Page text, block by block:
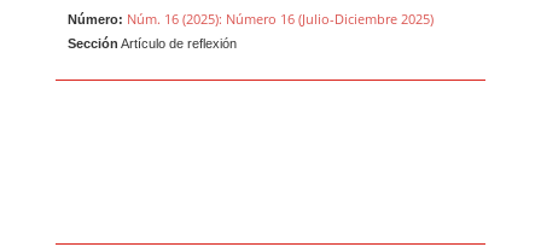
Número: Núm. 16 (2025): Número 16 (Julio-Diciembre 2025)
Sección Artículo de reflexión